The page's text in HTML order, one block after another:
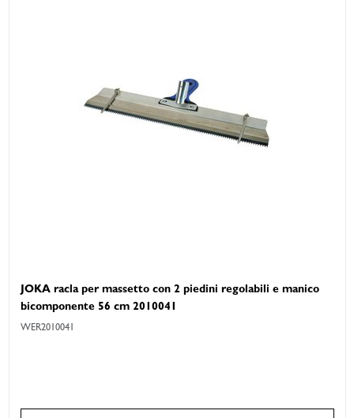
JOKA racla per massetto con 2 piedini regolabili e manico
bicomponente 56 cm 2010041
WER2010041